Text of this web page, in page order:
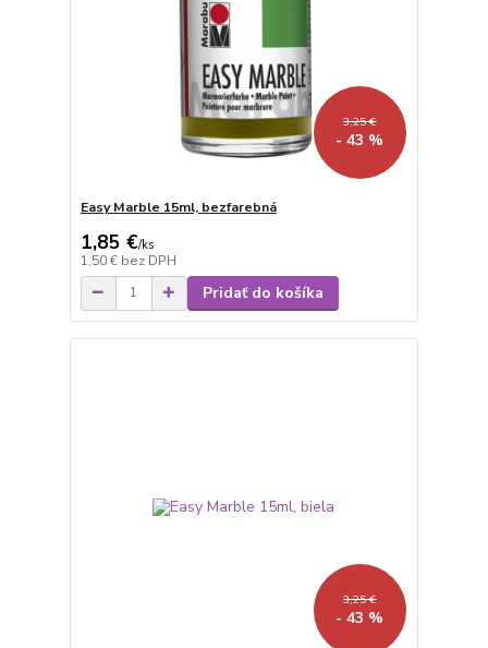
3,25 €
- 43 %
Easy Marble 15ml, bezfarebná
1,85 €/ks
1,50 € bez DPH
Pridať do košíka
3,25 €
- 43 %